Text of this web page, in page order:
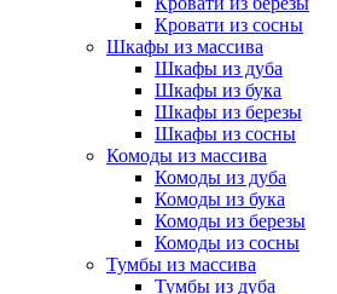
Кровати из сосны
Шкафы из массива
Шкафы из дуба
Шкафы из бука
Шкафы из березы
Шкафы из сосны
Комоды из массива
Комоды из дуба
Комоды из бука
Комоды из березы
Комоды из сосны
Тумбы из массива
Тумбы из дуба